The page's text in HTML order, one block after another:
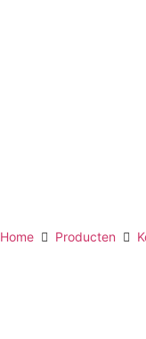
Home Producten